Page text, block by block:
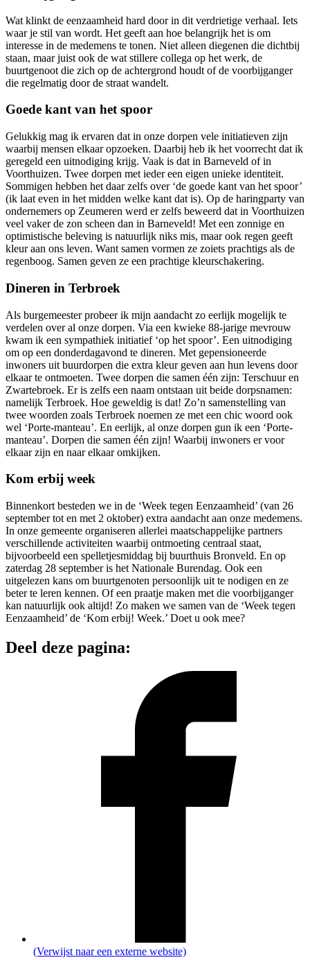
Wat klinkt de eenzaamheid hard door in dit verdrietige verhaal. Iets
waar je stil van wordt. Het geeft aan hoe belangrijk het is om
interesse in de medemens te tonen. Niet alleen diegenen die dichtbij
staan, maar juist ook de wat stillere collega op het werk, de
buurtgenoot die zich op de achtergrond houdt of de voorbijganger
die regelmatig door de straat wandelt.
Goede kant van het spoor
Gelukkig mag ik ervaren dat in onze dorpen vele initiatieven zijn
waarbij mensen elkaar opzoeken. Daarbij heb ik het voorrecht dat ik
geregeld een uitnodiging krijg. Vaak is dat in Barneveld of in
Voorthuizen. Twee dorpen met ieder een eigen unieke identiteit.
Sommigen hebben het daar zelfs over ‘de goede kant van het spoor’
(ik laat even in het midden welke kant dat is). Op de haringparty van
ondernemers op Zeumeren werd er zelfs beweerd dat in Voorthuizen
veel vaker de zon scheen dan in Barneveld! Met een zonnige en
optimistische beleving is natuurlijk niks mis, maar ook regen geeft
kleur aan ons leven. Want samen vormen ze zoiets prachtigs als de
regenboog. Samen geven ze een prachtige kleurschakering.
Dineren in Terbroek
Als burgemeester probeer ik mijn aandacht zo eerlijk mogelijk te
verdelen over al onze dorpen. Via een kwieke 88-jarige mevrouw
kwam ik een sympathiek initiatief ‘op het spoor’. Een uitnodiging
om op een donderdagavond te dineren. Met gepensioneerde
inwoners uit buurdorpen die extra kleur geven aan hun levens door
elkaar te ontmoeten. Twee dorpen die samen één zijn: Terschuur en
Zwartebroek. Er is zelfs een naam ontstaan uit beide dorpsnamen:
namelijk Terbroek. Hoe geweldig is dat! Zo’n samenstelling van
twee woorden zoals Terbroek noemen ze met een chic woord ook
wel ‘Porte-manteau’. En eerlijk, al onze dorpen gun ik een ‘Porte-
manteau’. Dorpen die samen één zijn! Waarbij inwoners er voor
elkaar zijn en naar elkaar omkijken.
Kom erbij week
Binnenkort besteden we in de ‘Week tegen Eenzaamheid’ (van 26
september tot en met 2 oktober) extra aandacht aan onze medemens.
In onze gemeente organiseren allerlei maatschappelijke partners
verschillende activiteiten waarbij ontmoeting centraal staat,
bijvoorbeeld een spelletjesmiddag bij buurthuis Bronveld. En op
zaterdag 28 september is het Nationale Burendag. Ook een
uitgelezen kans om buurtgenoten persoonlijk uit te nodigen en ze
beter te leren kennen. Of een praatje maken met die voorbijganger
kan natuurlijk ook altijd! Zo maken we samen van de ‘Week tegen
Eenzaamheid’ de ‘Kom erbij! Week.’ Doet u ook mee?
Deel deze pagina:
(Verwijst naar een externe website)